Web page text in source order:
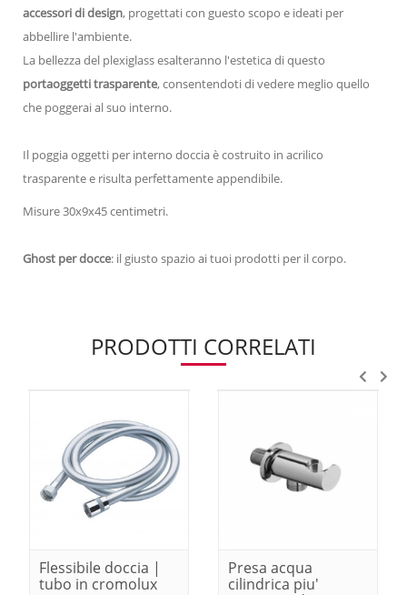
accessori di design, progettati con guesto scopo e ideati per
abbellire l'ambiente.
La bellezza del plexiglass esalteranno l'estetica di questo
portaoggetti trasparente, consentendoti di vedere meglio quello
che poggerai al suo interno.
Il poggia oggetti per interno doccia è costruito in acrilico
trasparente e risulta perfettamente appendibile.
Misure 30x9x45 centimetri.
Ghost per docce: il giusto spazio ai tuoi prodotti per il corpo.
PRODOTTI CORRELATI
Flessibile doccia |
tubo in cromolux
Presa acqua
cilindrica piu'